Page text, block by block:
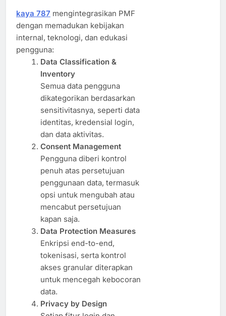
kaya 787 mengintegrasikan PMF
dengan memadukan kebijakan
internal, teknologi, dan edukasi
pengguna:
Data Classification &
Inventory
Semua data pengguna
dikategorikan berdasarkan
sensitivitasnya, seperti data
identitas, kredensial login,
dan data aktivitas.
Consent Management
Pengguna diberi kontrol
penuh atas persetujuan
penggunaan data, termasuk
opsi untuk mengubah atau
mencabut persetujuan
kapan saja.
Data Protection Measures
Enkripsi end-to-end,
tokenisasi, serta kontrol
akses granular diterapkan
untuk mencegah kebocoran
data.
Privacy by Design